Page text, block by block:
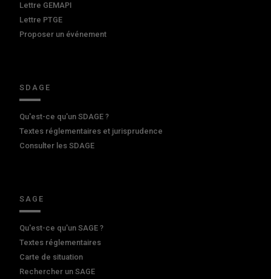
Lettre GEMAPI
Lettre PTGE
Proposer un événement
SDAGE
Qu'est-ce qu'un SDAGE ?
Textes réglementaires et jurisprudence
Consulter les SDAGE
SAGE
Qu'est-ce qu'un SAGE ?
Textes réglementaires
Carte de situation
Rechercher un SAGE